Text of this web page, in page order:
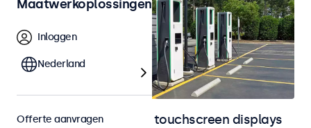
Outdoor monitoren en touchscreen displays
Maatwerkoplossingen
Inloggen
Nederland
Offerte aanvragen